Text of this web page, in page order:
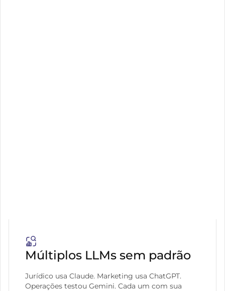
Múltiplos LLMs sem padrão
Jurídico usa Claude. Marketing usa ChatGPT.
Operações testou Gemini. Cada um com sua